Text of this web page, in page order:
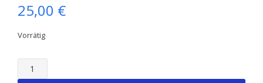
25,00 €
Vorrätig
06.12.26
/